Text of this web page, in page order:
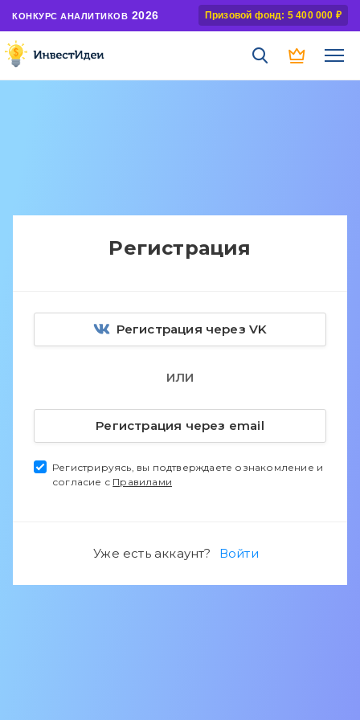
КОНКУРС АНАЛИТИКОВ 2026 Призовой фонд: 5 400 000 ₽
Регистрация
Регистрация через VK
ИЛИ
Регистрация через email
Регистрируясь, вы подтверждаете ознакомление и
согласие с Правилами
Уже есть аккаунт? Войти